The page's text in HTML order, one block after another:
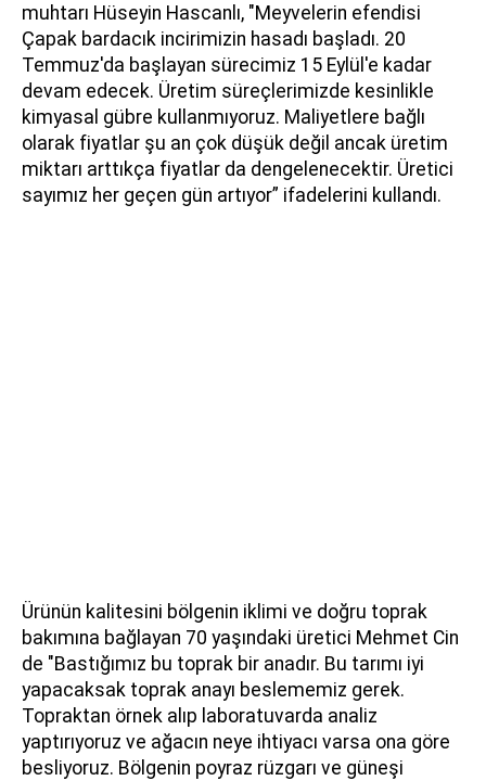
muhtarı Hüseyin Hascanlı, "Meyvelerin efendisi
Çapak bardacık incirimizin hasadı başladı. 20
Temmuz'da başlayan sürecimiz 15 Eylül'e kadar
devam edecek. Üretim süreçlerimizde kesinlikle
kimyasal gübre kullanmıyoruz. Maliyetlere bağlı
olarak fiyatlar şu an çok düşük değil ancak üretim
miktarı arttıkça fiyatlar da dengelenecektir. Üretici
sayımız her geçen gün artıyor” ifadelerini kullandı.
Ürünün kalitesini bölgenin iklimi ve doğru toprak
bakımına bağlayan 70 yaşındaki üretici Mehmet Cin
de "Bastığımız bu toprak bir anadır. Bu tarımı iyi
yapacaksak toprak anayı beslememiz gerek.
Topraktan örnek alıp laboratuvarda analiz
yaptırıyoruz ve ağacın neye ihtiyacı varsa ona göre
besliyoruz. Bölgenin poyraz rüzgarı ve güneşi